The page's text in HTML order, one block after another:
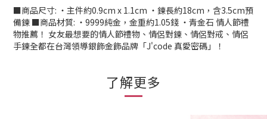
■商品尺寸: ‧主件約0.9cm x 1.1cm ‧鍊長約18cm，含3.5cm預
備鍊 ■商品材質: ‧9999純金，金重約1.05錢 ‧青金石 情人節禮
物推薦！ 女友最想要的情人節禮物、情侶對鍊、情侶對戒、情侶
手鍊全都在台灣領導銀飾金飾品牌「J'code 真愛密碼」！
了解更多